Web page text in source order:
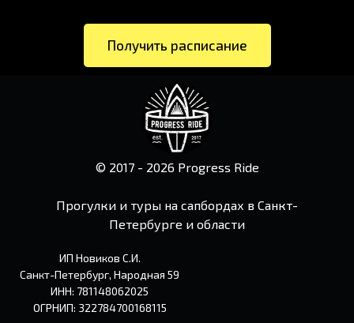
Получить расписание
© 2017 - 2026 Progress Ride
Прогулки и туры на сапбордах в Санкт-
Петербурге и области
ИП Новиков С.И.
Санкт-Петербург, Народная 59
ИНН: 781148062025
ОГРНИП: 322784700168115